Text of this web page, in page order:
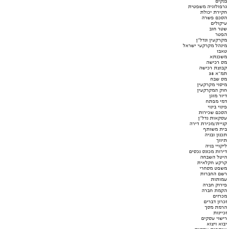
בנקים
גרפולוגיה משפטית
חקירת יכולת
הסכם פשרה
עיקולים
שטר חוב
הפטר
מקרקעין ונדל"ן
מינהל מקרקעי ישראל
טאבו
משכנתא
מס רכישה
קבוצת רכישה
תמ"א 38
מס שבח
מיסוי מקרקעין
חוק המקרקעין
דיור מוגן
דמי מפתח
פינוי בינוי
הסכם שכירות
עסקאות נדל"ן
קניית/מכירת דירה
בית משותף
תכנון ובניה
תיווך
ליקויי בניה
דירות מכונס נכסים
היטל השבחה
קרקע חקלאית
משפט מסחרי
רשם החברות
עמותות
פירוק חברה
הקמת חברה
מכרזים
זכרון דברים
הרמת מסך
זכיינות
רישוי עסקים
יבוא ויצוא